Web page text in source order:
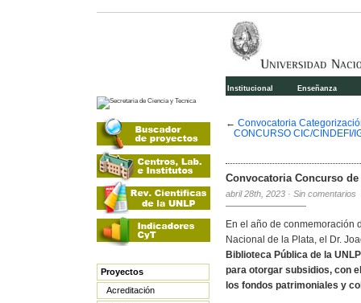
Institucional Enseñanza
Proyectos
Acreditación
← Convocatoria
CONCURSO CIC/CINDEFI/
Convocatoria Concurso
abril 28th, 2023 · Sin comentarios
En el año de conmemoración
Nacional de la Plata, el Dr.
Biblioteca Pública de la
para otorgar subsidios, con
los fondos patrimoniales y